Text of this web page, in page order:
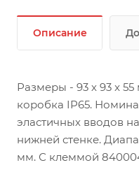
Описание
Размеры - 93 х 93 x
коробка IP65.
эластичных вводов
нижней стенке.
мм. С клеммой